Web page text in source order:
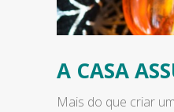
A CASA
Mais do que criar